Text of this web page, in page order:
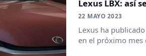
Lexus LBX: así
22 MAYO 2023
Lexus ha
en el próximo mes